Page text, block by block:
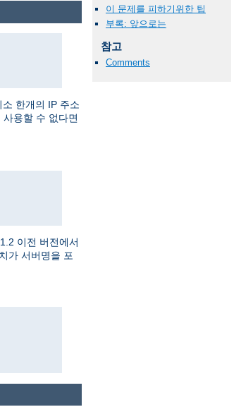
이 문제를 피하기위한 팁
부록: 앞으로는
참고
Comments
한개의 IP 주소
용할 수 없다면
이전 버전에서
가 서버명을 포